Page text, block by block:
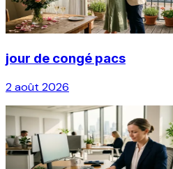
jour de congé pacs
2 août 2026